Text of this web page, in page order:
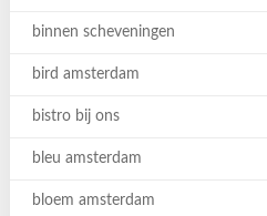
binnen scheveningen
bird amsterdam
bistro bij ons
bleu amsterdam
bloem amsterdam